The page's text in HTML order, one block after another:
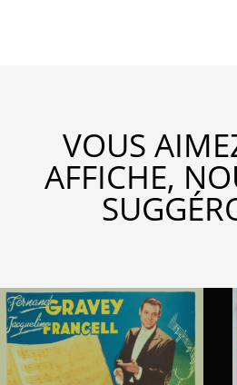
VOUS
AFFICHE,